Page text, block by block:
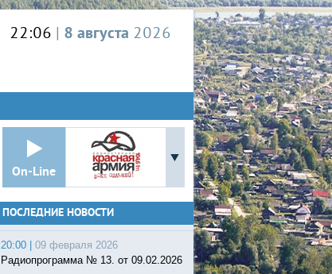
22:06 | 8 августа 2026
On-Line
ПОСЛЕДНИЕ НОВОСТИ
20:00 |
09 февраля 2026
Радиопрограмма № 13. от 09.02.2026